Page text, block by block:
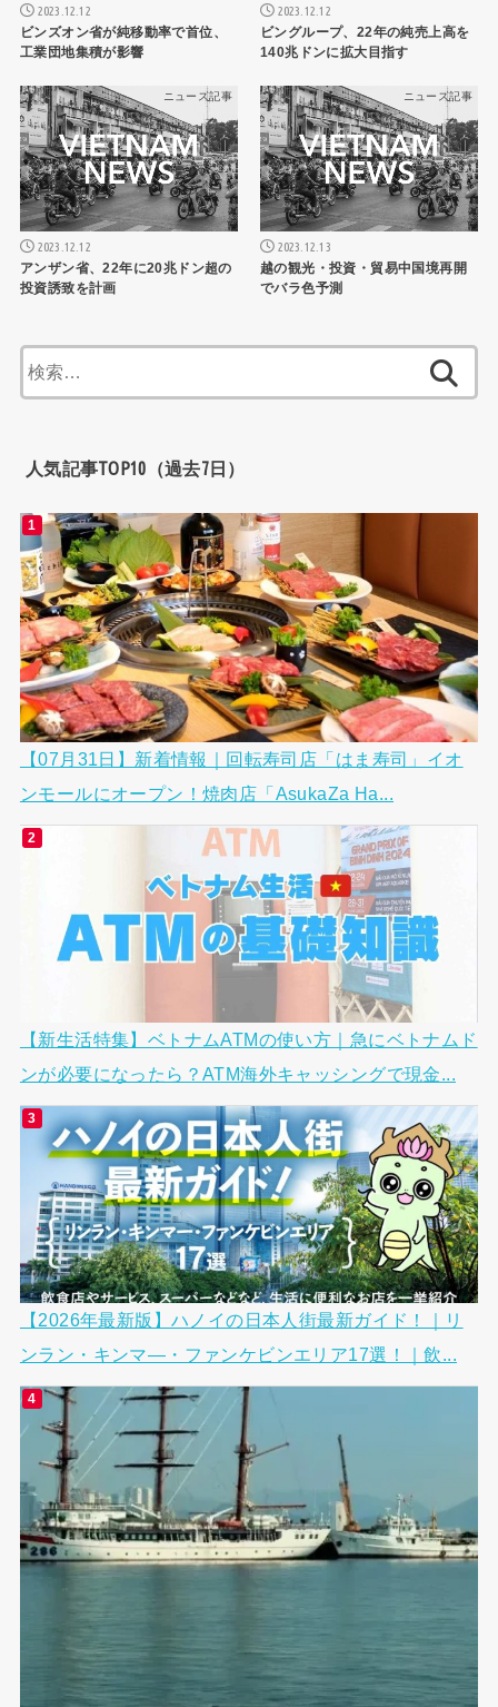
2023.12.12
ビンズオン省が純移動率で首位、
工業団地集積が影響
2023.12.12
ビングループ、22年の純売上高を
140兆ドンに拡大目指す
ニュース記事
2023.12.12
アンザン省、22年に20兆ドン超の
投資誘致を計画
ニュース記事
2023.12.13
越の観光・投資・貿易中国境再開
でバラ色予測
索:
人気記事TOP10（過去7日）
【07月31日】新着情報｜回転寿司店「はま寿司」イオ
ンモールにオープン！焼肉店「AsukaZa Ha...
【新生活特集】ベトナムATMの使い方｜急にベトナムド
ンが必要になったら？ATM海外キャッシングで現金...
【2026年最新版】ハノイの日本人街最新ガイド！｜リ
ンラン・キンマ―・ファンケビンエリア17選！｜飲...